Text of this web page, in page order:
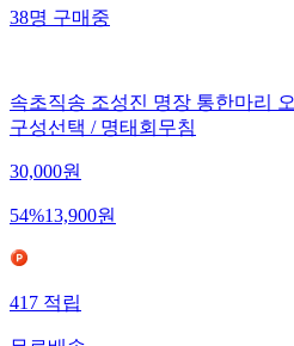
38명 구매중
속초직송 조성진 명장 통한마리
구성선택 / 명태회무침
30,000원
54%13,900원
417적립